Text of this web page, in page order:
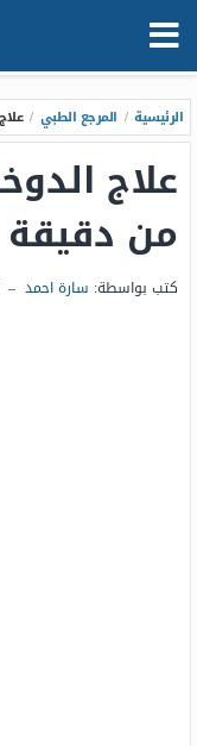
الرئيسية / المرجع الطبي /
علاج
من دقيقة
كتب بواسطة: سارة احمد –